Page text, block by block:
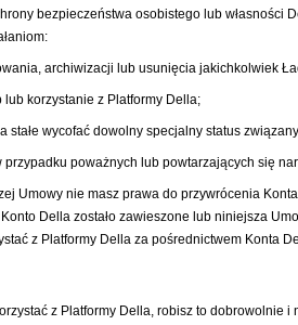
bezpieczeństwa osobistego lub własności
archiwizacji lub usunięcia jakichkolwiek
lub korzystanie z Platformy Della;
stałe wycofać dowolny specjalny status
przypadku poważnych lub powtarzających się
Umowy nie masz prawa do przywrócenia
Della zostało zawieszone lub niniejsza
z Platformy Della za pośrednictwem Konta
z Platformy Della, robisz to dobrowolnie